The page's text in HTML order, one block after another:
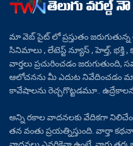
మా వెబ్ సైట్ లో ప్రస్తుతం
సినిమాలు , లేటెస్ట్ న్యూస్ , హెల్త్, భక్తి
వార్తలు ప్రచురించడం
ఆలోచనను మీ ఎదుట నివేదించడం
కావేషాలను రెచ్చగొట్టడమూ..
అన్ని రకాల వాదనలకు వేదికగా
తన వంతు ప్రయత్నిస్తుంది. వార్తా